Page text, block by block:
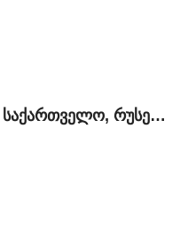
საქართველო, რუსეთი და ჩრდილოეთ კავკასია: ოპტიმალური პოლიტიკის ძიებაში